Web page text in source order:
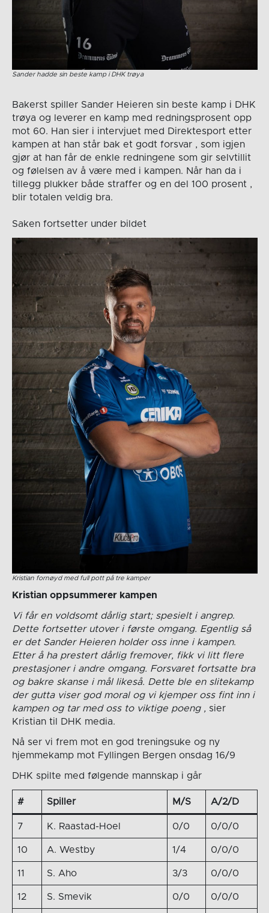
Sander hadde sin beste kamp i DHK trøya
Bakerst spiller Sander Heieren sin beste kamp i DHK
trøya og leverer en kamp med redningsprosent opp
mot 60. Han sier i intervjuet med Direktesport etter
kampen at han står bak et godt forsvar , som igjen
gjør at han får de enkle redningene som gir selvtillit
og følelsen av å være med i kampen. Når han da i
tillegg plukker både straffer og en del 100 prosent ,
blir totalen veldig bra.
Saken fortsetter under bildet
Kristian fornøyd med full pott på tre kamper
Kristian oppsummerer kampen
Vi får en voldsomt dårlig start; spesielt i angrep.
Dette fortsetter utover i første omgang. Egentlig så
er det Sander Heieren holder oss inne i kampen.
Etter å ha prestert dårlig fremover, fikk vi litt flere
prestasjoner i andre omgang. Forsvaret fortsatte bra
og bakre skanse i mål likeså. Dette ble en slitekamp
der gutta viser god moral og vi kjemper oss fint inn i
kampen og tar med oss to viktige poeng , sier
Kristian til DHK media.
Nå ser vi frem mot en god treningsuke og ny
hjemmekamp mot Fyllingen Bergen onsdag 16/9
DHK spilte med følgende mannskap i går
# Spiller M/S A/2/D
7 K. Raastad-Hoel 0/0 0/0/0
10 A. Westby 1/4 0/0/0
11 S. Aho 3/3 0/0/0
12 S. Smevik 0/0 0/0/0